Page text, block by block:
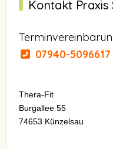
Kontakt Praxis
07940-5096617
Thera-Fit
Burgallee 55
74653 Künzelsau